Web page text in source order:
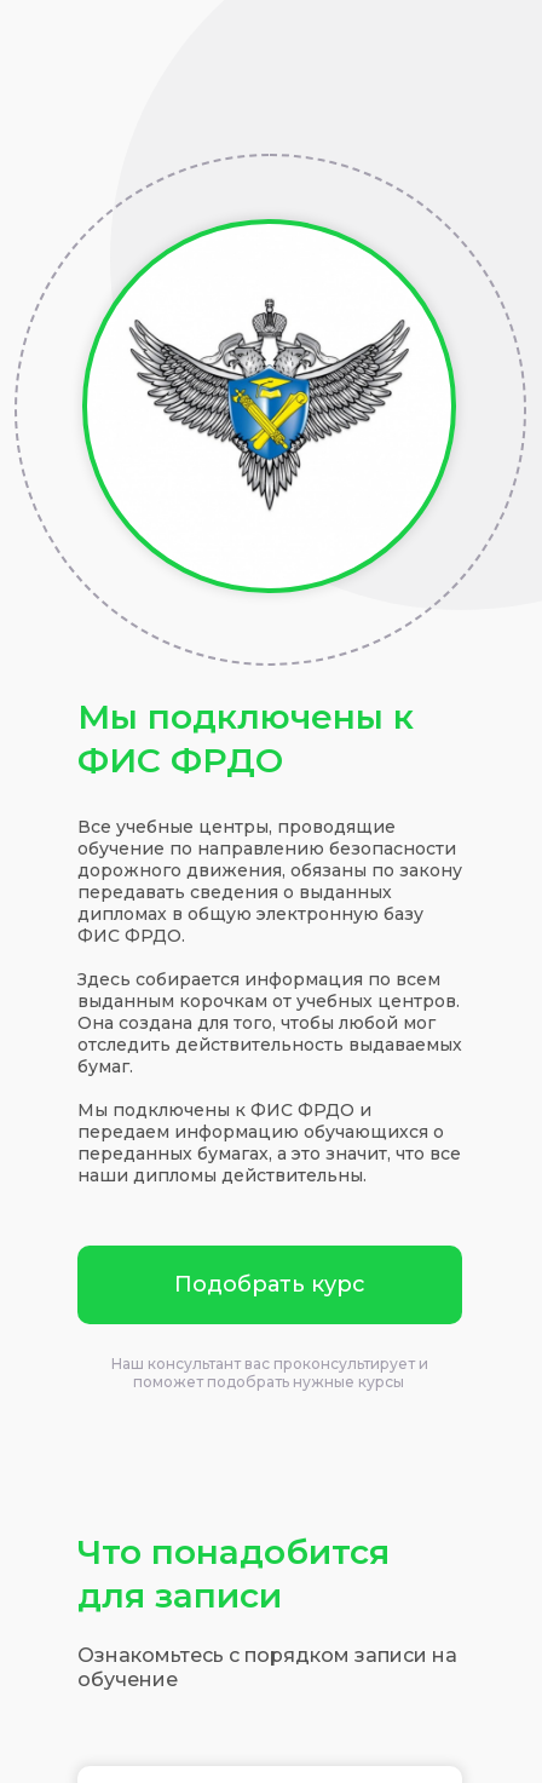
Все учебные центры, проводящие
обучение по направлению безопасности
дорожного движения, обязаны по закону
передавать сведения о выданных
дипломах в общую электронную базу
ФИС ФРДО.
Здесь собирается информация по всем
выданным корочкам от учебных центров.
Она создана для того, чтобы любой мог
отследить действительность выдаваемых
бумаг.
Мы подключены к ФИС ФРДО и
передаем информацию обучающихся о
переданных бумагах, а это значит, что все
наши дипломы действительны.
Наш консультант вас проконсультирует и
поможет подобрать нужные курсы
Подобрать курс
Мы подключены к
ФИС ФРДО
Что понадобится
для записи
Ознакомьтесь с порядком записи на
обучение